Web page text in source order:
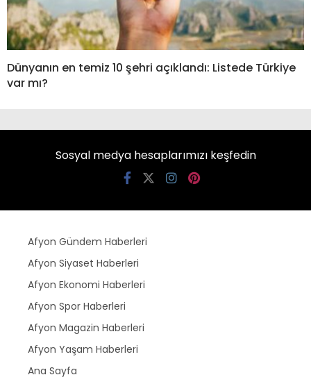
Dünyanın en temiz 10 şehri açıklandı: Listede Türkiye
var mı?
Sosyal medya hesaplarımızı keşfedin
Afyon Gündem Haberleri
Afyon Siyaset Haberleri
Afyon Ekonomi Haberleri
Afyon Spor Haberleri
Afyon Magazin Haberleri
Afyon Yaşam Haberleri
Ana Sayfa